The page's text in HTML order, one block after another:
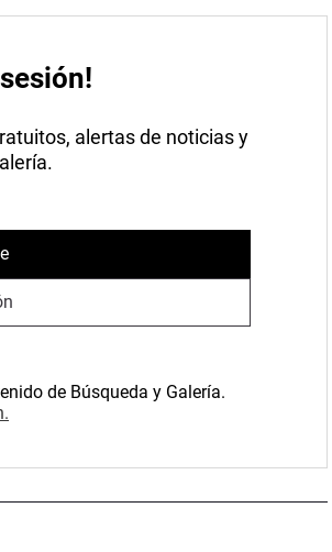
alertas de noticias y
de Búsqueda y Galería.